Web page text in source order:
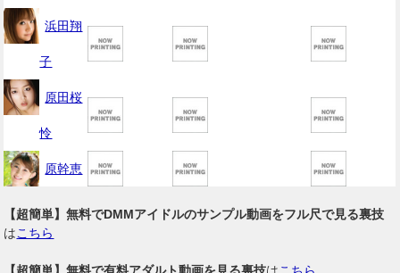
浜田翔
子
原田桜
怜
原幹恵
【超簡単】無料でDMMアイドルのサンプル動画をフル尺で見る裏技
はこちら
【超簡単】無料で有料アダルト動画を見る裏技はこちら